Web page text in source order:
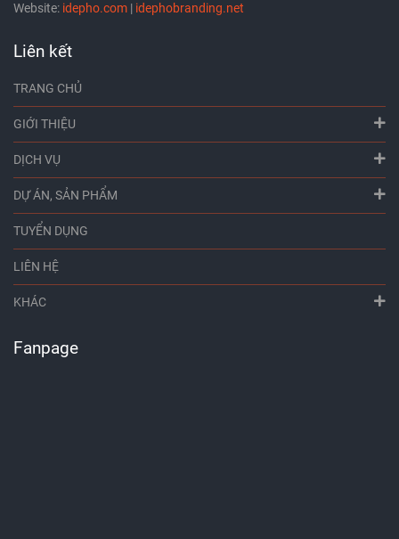
Website: idepho.com | idephobranding.net
Liên kết
TRANG CHỦ
GIỚI THIỆU
DỊCH VỤ
DỰ ÁN, SẢN PHẨM
TUYỂN DỤNG
LIÊN HỆ
KHÁC
Fanpage